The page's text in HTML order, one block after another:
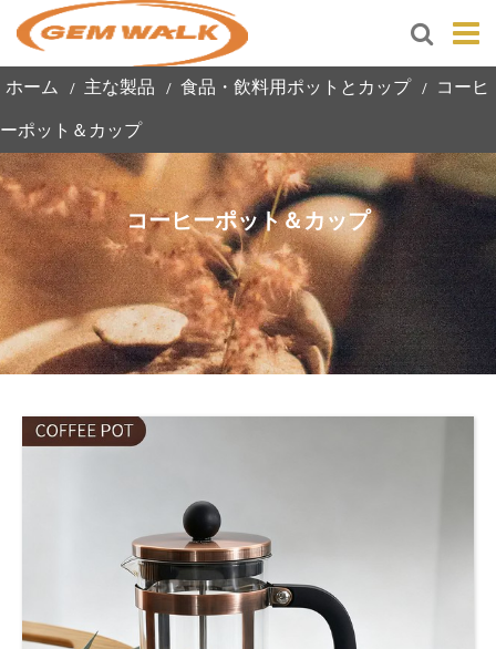
ホーム 主な製品 食品・飲料用ポットとカップ コーヒ
ーポット＆カップ
コーヒーポット＆カップ